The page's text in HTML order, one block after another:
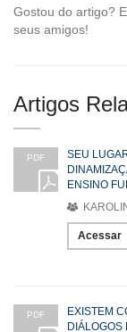
Gostou do artigo?
seus amigos!
Artigos
PDF
SEU
ENSINO
Acessar
PDF
EXISTEM
DIÁLOGOS